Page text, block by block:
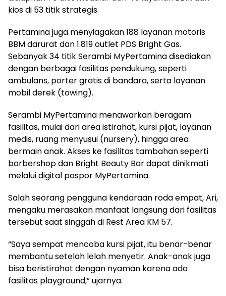
kios di 53 titik strategis.
Pertamina juga menyiagakan 188 layanan motoris
BBM darurat dan 1.819 outlet PDS Bright Gas.
Sebanyak 34 titik Serambi MyPertamina disediakan
dengan berbagai fasilitas pendukung, seperti
ambulans, porter gratis di bandara, serta layanan
mobil derek (towing).
Serambi MyPertamina menawarkan beragam
fasilitas, mulai dari area istirahat, kursi pijat, layanan
medis, ruang menyusui (nursery), hingga area
bermain anak. Akses ke fasilitas tambahan seperti
barbershop dan Bright Beauty Bar dapat dinikmati
melalui digital paspor MyPertamina.
Salah seorang pengguna kendaraan roda empat, Ari,
mengaku merasakan manfaat langsung dari fasilitas
tersebut saat singgah di Rest Area KM 57.
“Saya sempat mencoba kursi pijat, itu benar-benar
membantu setelah lelah menyetir. Anak-anak juga
bisa beristirahat dengan nyaman karena ada
fasilitas playground,” ujarnya.